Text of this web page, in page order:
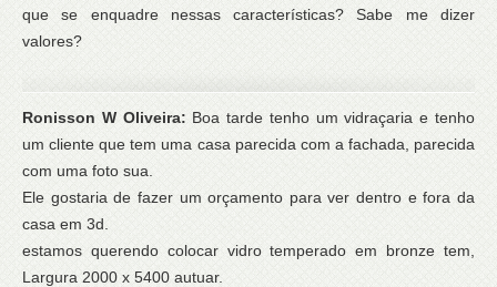
que se enquadre nessas características? Sabe me dizer
valores?
Ronisson W Oliveira: Boa tarde tenho um vidraçaria e tenho
um cliente que tem uma casa parecida com a fachada, parecida
com uma foto sua.
Ele gostaria de fazer um orçamento para ver dentro e fora da
casa em 3d.
estamos querendo colocar vidro temperado em bronze tem,
Largura 2000 x 5400 autuar.